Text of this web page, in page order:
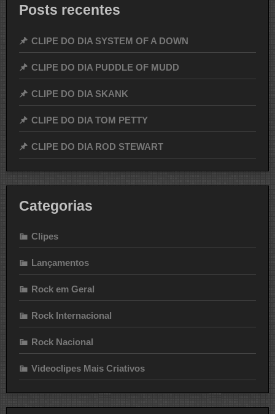
Posts recentes
CLIPE DO DIA SYSTEM OF A DOWN
CLIPE DO DIA PUDDLE OF MUDD
CLIPE DO DIA SKANK
CLIPE DO DIA TOM PETTY
CLIPE DO DIA ROD STEWART
Categorias
Clipes
Lançamentos
Rock em Geral
Rock Internacional
Rock Nacional
Videoclipes Mais Criativos